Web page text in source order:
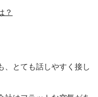
？
、とても話しやすく接し